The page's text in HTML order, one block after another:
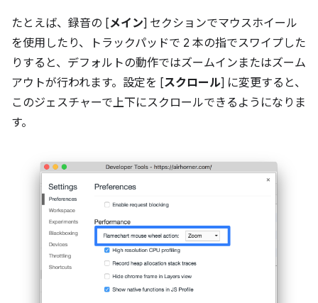
たとえば、録音の [メイン] セクションでマウスホイール
を使用したり、トラックパッドで 2 本の指でスワイプした
りすると、デフォルトの動作ではズームインまたはズーム
アウトが行われます。設定を [スクロール] に変更すると、
このジェスチャーで上下にスクロールできるようになりま
す。